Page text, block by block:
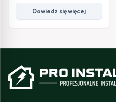
Dowiedz się więcej